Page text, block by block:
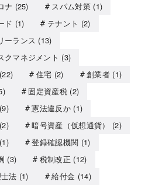
ナ (25) スパム対策(1)
ド (1) テナント (2)
ーランス (13)
クマネジメント (3)
(22) 住宅 (2) 創業者 (1)
固定資産税(2)
(9) 憲法違反か(1)
(2) 暗号資産（仮想通貨）
(2)
(1) 登録確認機関 (1)
(3) 税制改正 (12)
法 (1) 給付金 (14)